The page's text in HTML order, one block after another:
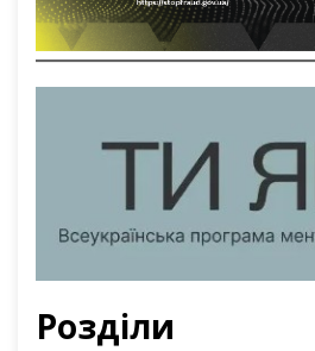
Розділи